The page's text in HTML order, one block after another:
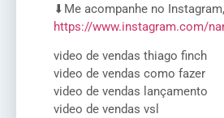
⬇Me acompanhe no
https://www.instagram.com/
video de vendas thiago finch
video de vendas como fazer
video de vendas lançamento
video de vendas vsl